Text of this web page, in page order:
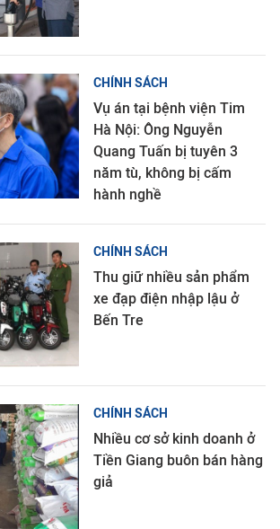
CHÍNH SÁCH
Vụ án tại bệnh viện Tim
Hà Nội: Ông Nguyễn
Quang Tuấn bị tuyên 3
năm tù, không bị cấm
hành nghề
CHÍNH SÁCH
Thu giữ nhiều sản phẩm
xe đạp điện nhập lậu ở
Bến Tre
CHÍNH SÁCH
Nhiều cơ sở kinh doanh ở
Tiền Giang buôn bán hàng
giả